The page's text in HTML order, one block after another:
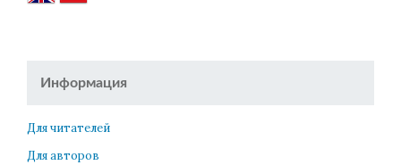
Информация
Для читателей
Для авторов